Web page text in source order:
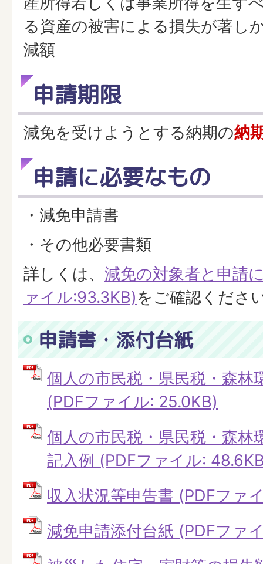
る資産の被害による損失が著し
減額
申請期限
減免を受けようとする納期の納
申請に必要なもの
・減免申請書
・その他必要書類
詳しくは、 減免の対象者と申請
ァイル:93.3KB)をご確認くださ
申請書・添付台紙
個人の市民税・県民税・森林
(PDFファイル: 25.0KB)
個人の市民税・県民税・森林
記入例 (PDFファイル:
収入状況等申告書 (PDFファ
減免申請添付台紙 (PDFファ